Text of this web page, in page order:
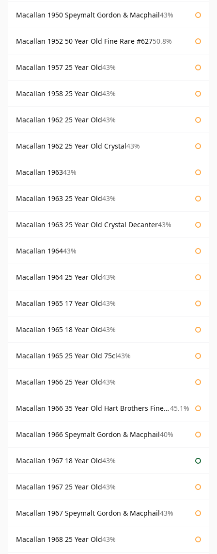
Macallan 1950 Speymalt Gordon & Macphail43%
Macallan 1952 50 Year Old Fine Rare #62750.8%
Macallan 1957 25 Year Old43%
Macallan 1958 25 Year Old43%
Macallan 1962 25 Year Old43%
Macallan 1962 25 Year Old Crystal43%
Macallan 196343%
Macallan 1963 25 Year Old43%
Macallan 1963 25 Year Old Crystal Decanter43%
Macallan 196443%
Macallan 1964 25 Year Old43%
Macallan 1965 17 Year Old43%
Macallan 1965 18 Year Old43%
Macallan 1965 25 Year Old 75cl43%
Macallan 1966 25 Year Old43%
Macallan 1966 35 Year Old Hart Brothers Finest Collection 45.1%
Macallan 1966 Speymalt Gordon & Macphail40%
Macallan 1967 18 Year Old43%
Macallan 1967 25 Year Old43%
Macallan 1967 Speymalt Gordon & Macphail43%
Macallan 1968 25 Year Old43%